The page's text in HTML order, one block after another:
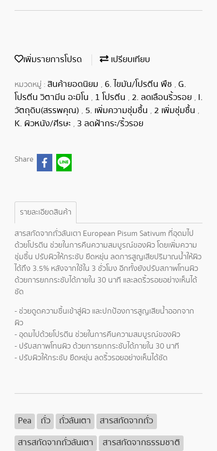
เพิ่มรายการโปรด เปรียบเทียบ
หมวดหมู่ : สินค้ายอดนิยม , 6. ไขมัน/โปรตีน พืช , G.
โปรตีน วิตามีน อะมิโน , 1 โปรตีน , 2. ลดเลือนริ้วรอย , I.
วัตถุดิบ(สรรพคุณ) , 5. เพิ่มความชุ่มชื้น , 2 เพิ่มชุ่มชื้น ,
K. ผิวหนัง/ศีรษะ , 3 ลดฝ้ากระ/ริ้วรอย
Share
รายละเอียดสินค้า
สารสกัดจากถั่วลันเตา European Pisum Sativum ที่อุดมไป
ด้วยโปรตีน ช่วยในการคืนความสมบูรณ์ของผิว โดยเพิ่มความ
ชุ่มชื้น ปรับผิวให้กระชับ ยืดหยุ่น ลดการสูญเสียปริมาณน้ำให้ผิว
ได้ถึง 3.5% หลังจากใช้ใน 3 ชั่วโมง อีกทั้งยังปรับสภาพโทนผิว
ด้วยการยกกระชับได้ภายใน 30 นาที และลดริ้วรอยอย่างเห็นได้
ชัด
- ช่วยดูดความชื้นเข้าสู่ผิว และปกป้องการสูญเสียน้ำออกจาก
ผิว
- อุดมไปด้วยโปรตีน ช่วยในการคืนความสมบูรณ์ของผิว
- ปรับสภาพโทนผิว ด้วยการยกกระชับได้ภายใน 30 นาที
- ปรับผิวให้กระชับ ยืดหยุ่น ลดริ้วรอยอย่างเห็นได้ชัด
Pea ถั่ว ถั่วลันเตา
สารสกัดจากถั่ว
สารสกัดจากถั่วลันเตา
สารสกัดจากธรรมชาติ